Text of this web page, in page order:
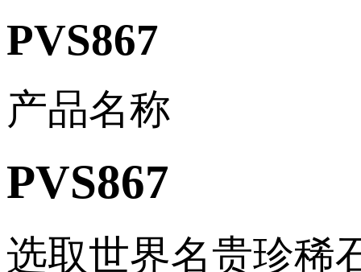
PVS867
产品名称
PVS867
选取世界名贵珍稀石